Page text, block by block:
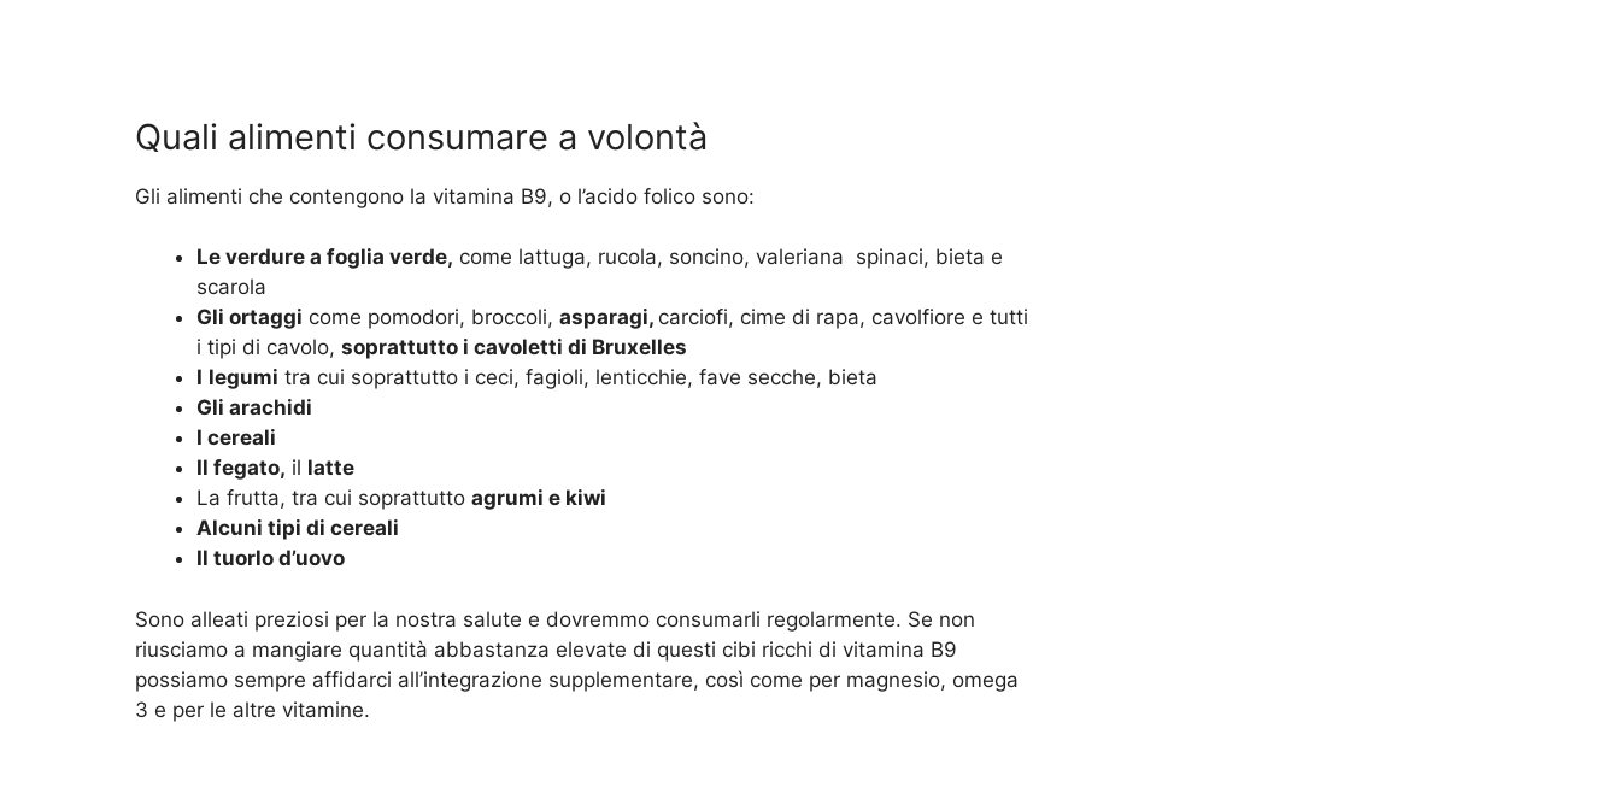
Quali alimenti consumare a volontà
Gli alimenti che contengono la vitamina B9, o l’acido folico sono:
Le verdure a foglia verde, come lattuga, rucola, soncino, valeriana spinaci, bieta e
scarola
Gli ortaggi come pomodori, broccoli, asparagi, carciofi, cime di rapa, cavolfiore e tutti
i tipi di cavolo, soprattutto i cavoletti di Bruxelles
I legumi tra cui soprattutto i ceci, fagioli, lenticchie, fave secche, bieta
Gli arachidi
I cereali
Il fegato, il latte
La frutta, tra cui soprattutto agrumi e kiwi
Alcuni tipi di cereali
Il tuorlo d’uovo
Sono alleati preziosi per la nostra salute e dovremmo consumarli regolarmente. Se non
riusciamo a mangiare quantità abbastanza elevate di questi cibi ricchi di vitamina B9
possiamo sempre affidarci all’integrazione supplementare, così come per magnesio, omega
3 e per le altre vitamine.